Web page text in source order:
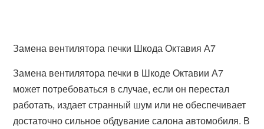
Замена вентилятора печки Шкода Октавия А7
Замена вентилятора печки в Шкоде Октавии А7
может потребоваться в случае, если он перестал
работать, издает странный шум или не обеспечивает
достаточно сильное обдувание салона автомобиля. В